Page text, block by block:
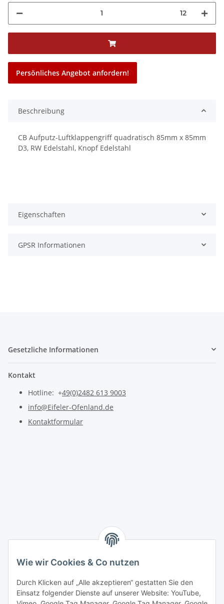
12
Persönliches Angebot anfordern!
Beschreibung
CB Aufputz-Luftklappengriff quadratisch 85mm x 85mm
D3, RW Edelstahl, Knopf Edelstahl
Eigenschaften
GPSR Informationen
Gesetzliche Informationen
Kontakt
Hotline: +49(0)2482 613 9003
info@Eifeler-Ofenland.de
Kontaktformular
Wie wir Cookies & Co nutzen
Durch Klicken auf „Alle akzeptieren“ gestatten Sie den
Einsatz folgender Dienste auf unserer Website: YouTube,